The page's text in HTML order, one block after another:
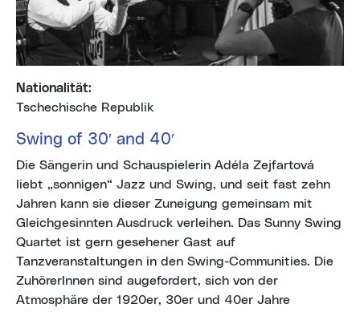
Nationalität:
Tschechische Republik
Swing of 30′ and 40′
Die Sängerin und Schauspielerin Adéla Zejfartová
liebt „sonnigen“ Jazz und Swing, und seit fast zehn
Jahren kann sie dieser Zuneigung gemeinsam mit
Gleichgesinnten Ausdruck verleihen. Das Sunny Swing
Quartet ist gern gesehener Gast auf
Tanzveranstaltungen in den Swing-Communities. Die
ZuhörerInnen sind augefordert, sich von der
Atmosphäre der 1920er, 30er und 40er Jahre